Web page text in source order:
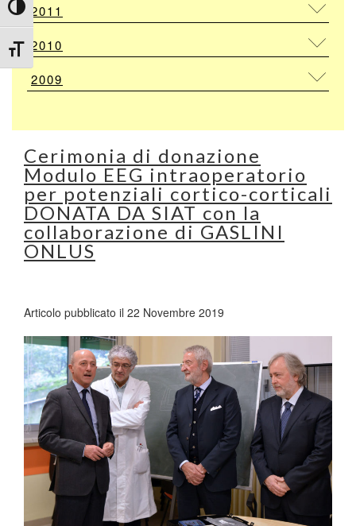
Attiva/disattiva alto contrasto
Attiva/disattiva dimensione testo
2011
2010
2009
Cerimonia di donazione
Modulo EEG intraoperatorio
per potenziali cortico-corticali
DONATA DA SIAT con la
collaborazione di GASLINI
ONLUS
Articolo pubblicato il 22 Novembre 2019